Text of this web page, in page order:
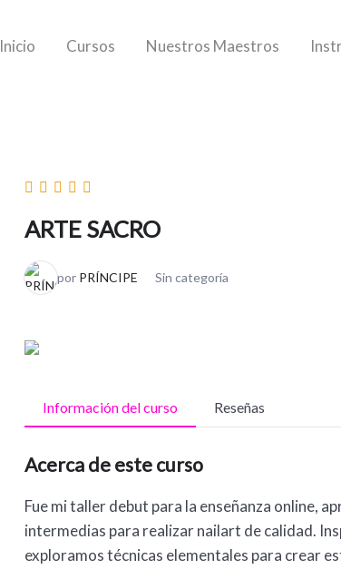
Inicio Cursos Nuestros Maestros
ARTE SACRO
por PRÍNCIPE Sin categoría
Información del curso Reseñas
Acerca de este curso
Fue mi taller debut para la enseñanza online,
intermedias para realizar nailart de calidad.
exploramos técnicas elementales para crear